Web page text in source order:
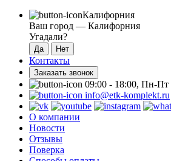
Калифорния
Ваш город — Калифорния
Угадали?
Контакты
Заказать звонок
09:00 - 18:00, Пн-Пт
info@etk-komplekt.ru
О компании
Новости
Отзывы
Поверка